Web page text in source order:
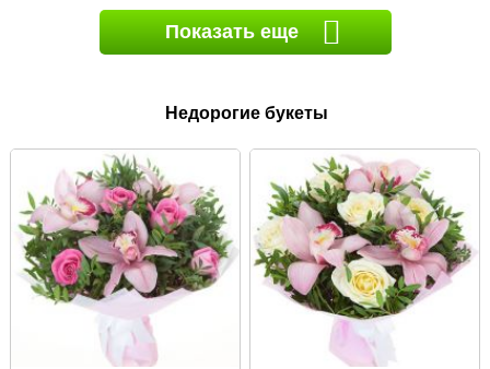
Показать еще
Недорогие букеты